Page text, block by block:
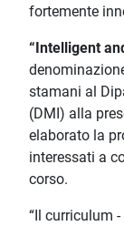
fortemente
“Intelligent
stamani al
(DMI) alla
elaborato la
interessati a
corso.
“Il curriculum